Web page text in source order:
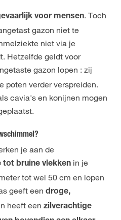
voor mensen. Toch
gazon niet te
niet via je
Hetzelfde geldt voor
gazon lopen : zij
poten verder verspreiden.
cavia's en konijnen mogen
je aan de
bruine vlekken in je
tot wel 50 cm en lopen
geeft een droge,
heeft een zilverachtige